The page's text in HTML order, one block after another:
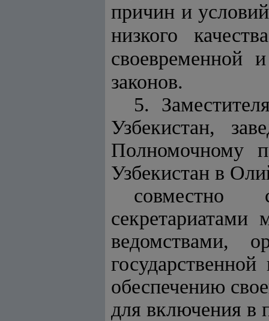
причин и
низкого
своевременной
законов.
5.
Узбекистан,
Полномочному
Узбекистан в
совместно
секретариатами
ведомствами,
обеспечению
для включения в